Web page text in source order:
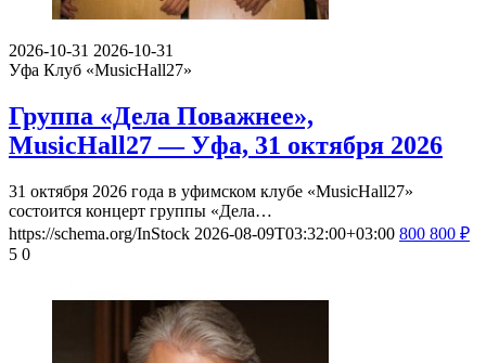
2026-10-31 2026-10-31
Уфа Клуб «MusicHall27»
Группа «Дела Поважнее»,
MusicHall27 — Уфа, 31 октября 2026
31 октября 2026 года в уфимском клубе «MusicHall27»
состоится концерт группы «Дела…
https://schema.org/InStock 2026-08-09T03:32:00+03:00 800 800 ₽
5 0